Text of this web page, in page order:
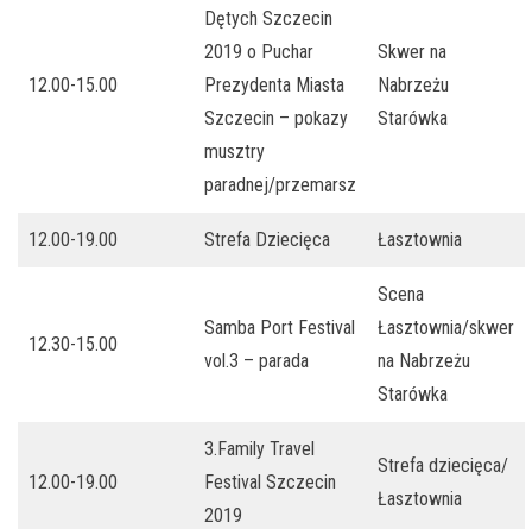
12.00-15.00
Dętych Szczecin
2019 o Puchar
Prezydenta Miasta
Szczecin – pokazy
musztry
paradnej/przemarsz
Skwer na
Nabrzeżu
Starówka
12.00-19.00 Strefa Dziecięca Łasztownia
12.30-15.00
Samba Port Festival
vol.3 – parada
Scena
Łasztownia/skwer
na Nabrzeżu
Starówka
12.00-19.00
3.Family Travel
Festival Szczecin
2019
Strefa dziecięca/
Łasztownia